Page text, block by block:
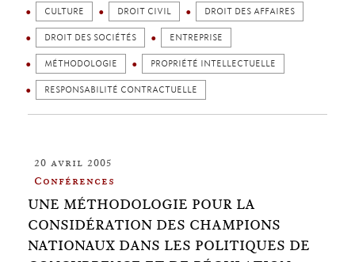
CULTURE DROIT CIVIL DROIT DES AFFAIRES
DROIT DES SOCIÉTÉS ENTREPRISE
MÉTHODOLOGIE PROPRIÉTÉ INTELLECTUELLE
RESPONSABILITÉ CONTRACTUELLE
20 avril 2005
Conférences
UNE MÉTHODOLOGIE POUR LA
CONSIDÉRATION DES CHAMPIONS
NATIONAUX DANS LES POLITIQUES DE